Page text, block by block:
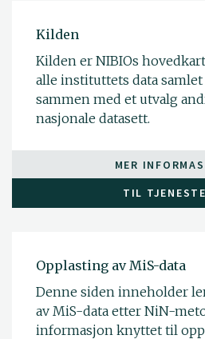
Kilden
Kilden er NIBIOs
alle instituttets data samlet
sammen med et utvalg
nasjonale datasett.
MER
TIL
Opplasting av MiS-data
Denne siden inneholder
av MiS-data etter NiN-
informasjon knyttet til